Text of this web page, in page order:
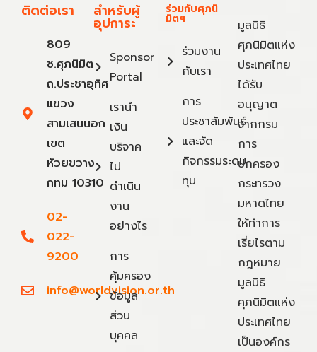
ติดต่อเรา
809
ซ.ศุภนิมิต
ถ.ประชาอุทิศ
แขวง
สามเสนนอก
เขต
ห้วยขวาง
กทม 10310
02-
022-
9200
info@worldvision.or.th
สำหรับผู้
อุปการะ
Sponsor
Portal
เรานำ
เงิน
บริจาค
ไป
ดำเนิน
งาน
อย่างไร
การ
คุ้มครอง
ข้อมูล
ส่วน
บุคคล
ร่วมกับศุภนิ
มิตฯ
ร่วมงาน
กับเรา
การ
ประชาสัมพันธ์
และจัด
กิจกรรมระดม
ทุน
มูลนิธิ
ศุภนิมิตแห่ง
ประเทศไทย
ได้รับ
อนุญาต
จากกรม
การ
ปกครอง
กระทรวง
มหาดไทย
ให้ทำการ
เรี่ยไรตาม
กฎหมาย
มูลนิธิ
ศุภนิมิตแห่ง
ประเทศไทย
เป็นองค์กร